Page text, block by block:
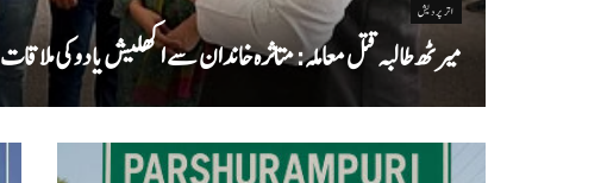
اتر پردیش
میرٹھ طالبہ قتل معاملہ: متاثرہ خاندان سے اکھلیش یادوکی ملاقات